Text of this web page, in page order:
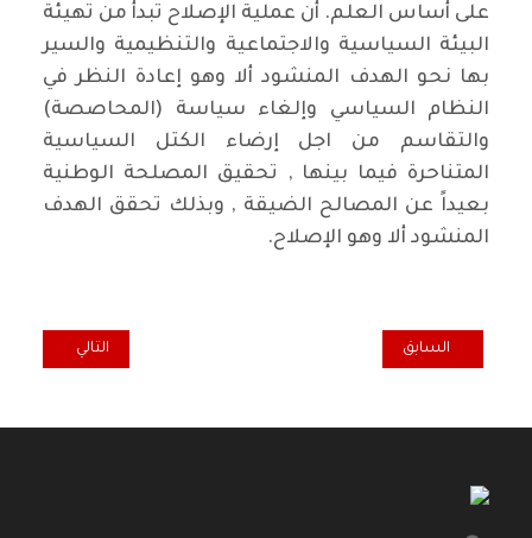
على أساس العلم. أن عملية الإصلاح تبدأ من تهيئة
البيئة السياسية والاجتماعية والتنظيمية والسير
بها نحو الهدف المنشود ألا وهو إعادة النظر في
النظام السياسي وإلغاء سياسة (المحاصصة)
والتقاسم من اجل إرضاء الكتل السياسية
المتناحرة فيما بينها , تحقيق المصلحة الوطنية
بعيداً عن المصالح الضيقة , وبذلك تحقق الهدف
المنشود ألا وهو الإصلاح.
المقال السابق: الجيش سور للوطن ! .2.
السابق المقال التالي:
التالي